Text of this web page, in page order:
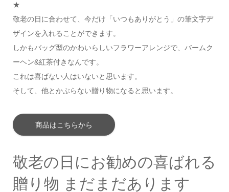
★
敬老の日に合わせて、今だけ「いつもありがとう」の筆文字デ
ザインを入れることができます。
しかもバッグ型のかわいらしいフラワーアレンジで、バームク
ーヘン&紅茶付きなんです。
これは喜ばない人はいないと思います。
そして、他とかぶらない贈り物になると思います。
商品はこちらから
敬老の日にお勧めの喜ばれる
贈り物 まだまだあります